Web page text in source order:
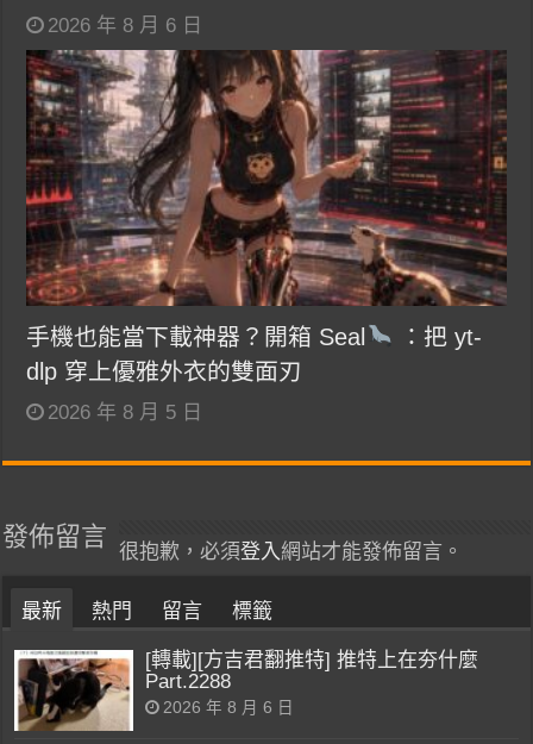
2026 年 8 月 6 日
手機也能當下載神器？開箱 Seal
：把 yt-
dlp 穿上優雅外衣的雙面刃
2026 年 8 月 5 日
發佈留言
很抱歉，必須登入網站才能發佈留言。
最新 熱門 留言 標籤
[轉載][方吉君翻推特] 推特上在夯什麼
Part.2288
2026 年 8 月 6 日